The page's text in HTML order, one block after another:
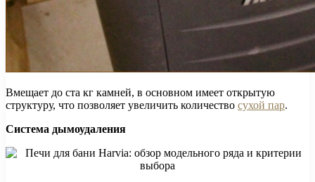
Вмещает до ста кг камней, в основном имеет открытую
структуру, что позволяет увеличить количество сухой пар.
Система дымоудаления